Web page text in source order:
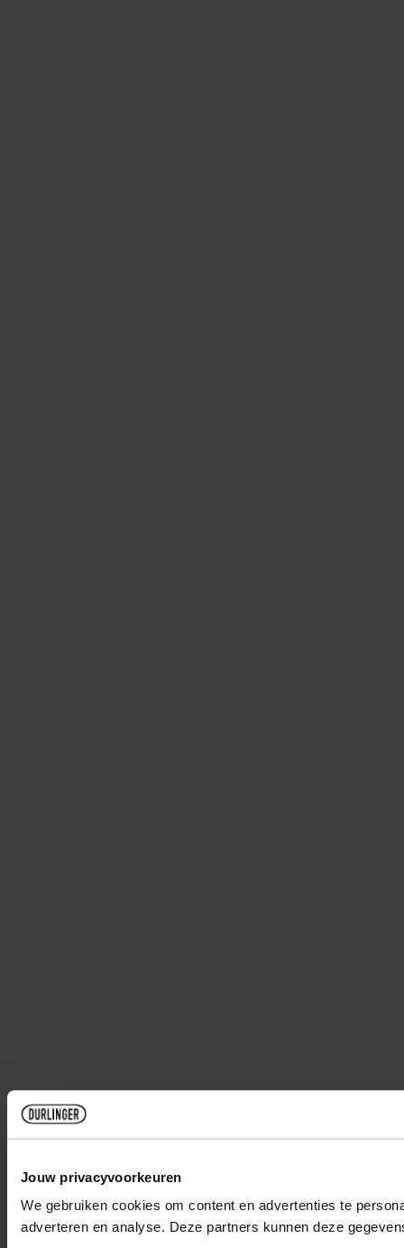
Jouw privacyvoorkeuren
We gebruiken cookies om content en advertenties te
adverteren en analyse. Deze partners kunnen deze